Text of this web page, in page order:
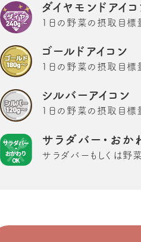
ダイヤモンドアイコ
1日の野菜の摂取目標
ゴールドアイコン
1日の野菜の摂取目標
シルバーアイコン
1日の野菜の摂取目標
サラダバー・おか
サラダバーもしくは野